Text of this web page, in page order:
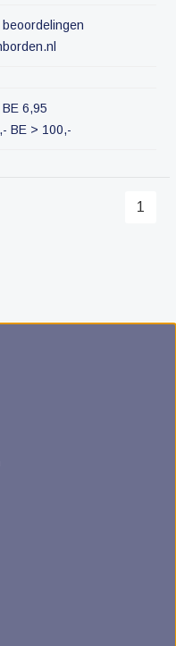
6,95
BE > 100,-
1